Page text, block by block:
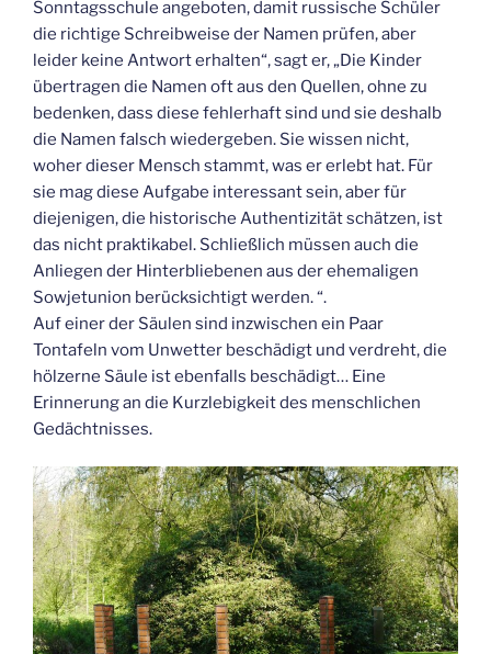
Sonntagsschule angeboten, damit russische Schüler
die richtige Schreibweise der Namen prüfen, aber
leider keine Antwort erhalten“, sagt er, „Die Kinder
übertragen die Namen oft aus den Quellen, ohne zu
bedenken, dass diese fehlerhaft sind und sie deshalb
die Namen falsch wiedergeben. Sie wissen nicht,
woher dieser Mensch stammt, was er erlebt hat. Für
sie mag diese Aufgabe interessant sein, aber für
diejenigen, die historische Authentizität schätzen, ist
das nicht praktikabel. Schließlich müssen auch die
Anliegen der Hinterbliebenen aus der ehemaligen
Sowjetunion berücksichtigt werden. “.
Auf einer der Säulen sind inzwischen ein Paar
Tontafeln vom Unwetter beschädigt und verdreht, die
hölzerne Säule ist ebenfalls beschädigt… Eine
Erinnerung an die Kurzlebigkeit des menschlichen
Gedächtnisses.